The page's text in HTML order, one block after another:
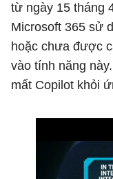
từ ngày 15 tháng
Microsoft 365 sử
hoặc chưa được
vào tính năng
mất Copilot khỏi